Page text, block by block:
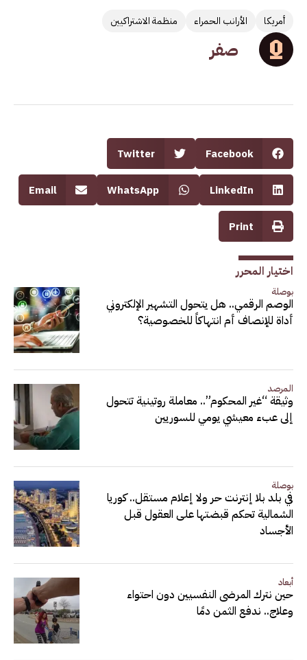
أمريكا الأرانب الحمراء منظمة الاشتراكيين
صفر
Facebook
Twitter
LinkedIn
WhatsApp
Email
Print
اختيار المحرر
بوصلة
الوصم الرقمي.. هل يتحول التشهير الإلكتروني
أداة للإنصاف أم انتهاكاً للخصوصية؟
المرصد
وثيقة “غير المحكوم”.. معاملة روتينية تتحول
إلى عبء معيشي يومي للسوريين
بوصلة
في بلد بلا إنترنت حر ولا إعلام مستقل.. كوريا
الشمالية تحكم قبضتها على العقول قبل
الأجساد
أبعاد
حين نترك المرضى النفسيين دون احتواء
وعلاج.. ندفع الثمن دمًا